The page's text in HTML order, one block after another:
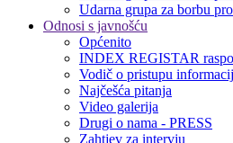
Udarna grupa za borbu
Odnosi s javnošću
Općenito
INDEX REGISTAR
Vodič o pristupu
Najčešća pitanja
Video galerija
Drugi o nama - PRESS
Zahtjev za intervju